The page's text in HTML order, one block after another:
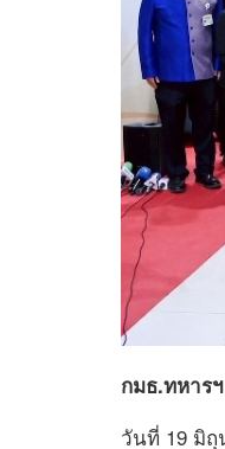
กมธ.ทหาร
วันที่ 19 มิ